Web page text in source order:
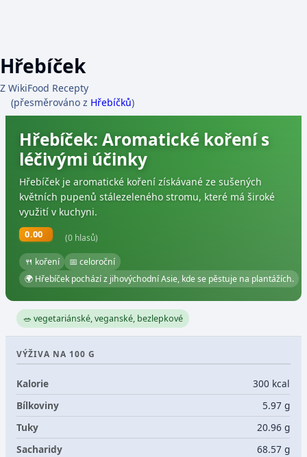
Hřebíček
Z WikiFood Recepty
(přesměrováno z Hřebíčků)
Hřebíček: Aromatické koření s
léčivými účinky
Hřebíček je aromatické koření získávané ze sušených
květních pupenů stálezeleného stromu, které má široké
využití v kuchyni.
0.00 (0 hlasů)
🍴 koření
📅 celoroční
🌍 Hřebíček pochází z jihovýchodní Asie, kde se pěstuje na plantážích.
🥗 vegetariánské, veganské, bezlepkové
VÝŽIVA NA 100 G
Kalorie
300 kcal
Bílkoviny
5.97 g
Tuky
20.96 g
Sacharidy
68.57 g